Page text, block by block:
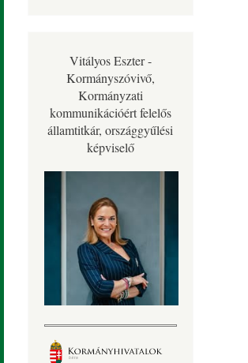
Vitályos Eszter -
Kormányszóvivő,
Kormányzati
kommunikációért felelős
államtitkár, országgyűlési
képviselő